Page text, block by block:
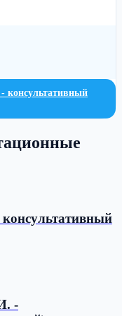
- консультативный
консультативный
-